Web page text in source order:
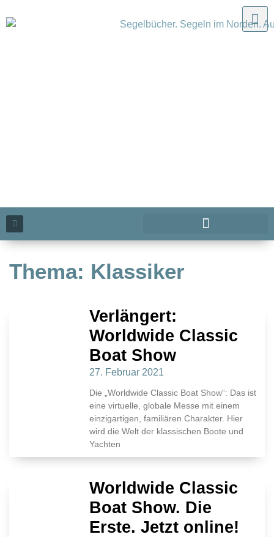
Thema: Klassiker
Verlängert:
Worldwide Classic
Boat Show
27. Februar 2021
Die „Worldwide Classic Boat Show“: Das ist
eine virtuelle, globale Messe mit einem
einzigartigen, familiären Charakter. Hier
wird die Welt der klassischen Boote und
Yachten
Worldwide Classic
Boat Show. Die
Erste. Jetzt online!